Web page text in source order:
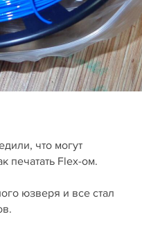
что могут
печатать Flex-ом.
юзверя и все стал